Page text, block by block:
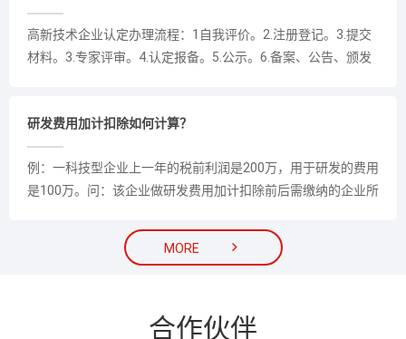
高新技术企业认定办理流程：1自我评价。2.注册登记。3.提交
材料。3.专家评审。4.认定报备。5.公示。6.备案、公告、颁发
研发费用加计扣除如何计算？
例：一科技型企业上一年的税前利润是200万，用于研发的费用
是100万。问：该企业做研发费用加计扣除前后需缴纳的企业所
MORE 
合作伙伴